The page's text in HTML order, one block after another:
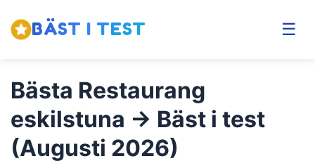
BÄST I TEST ☰
Bästa Restaurang
eskilstuna → Bäst i test
(Augusti 2026)